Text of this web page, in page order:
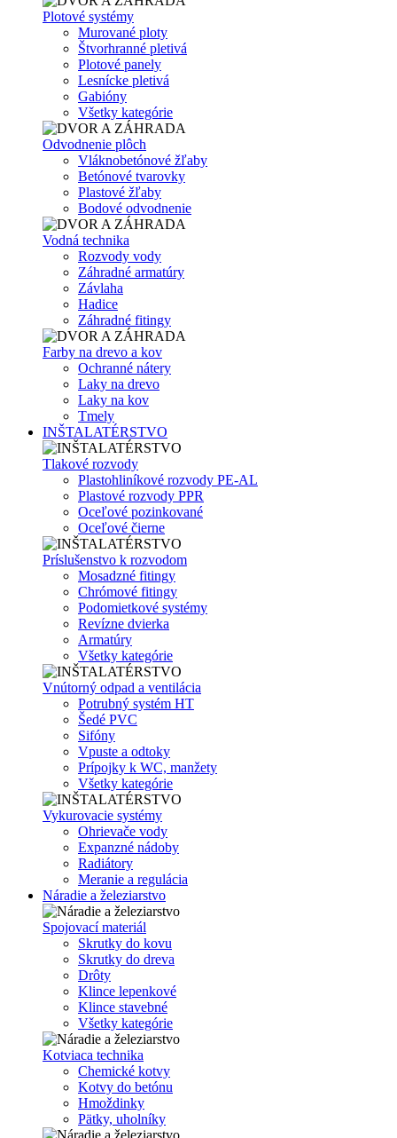
Plotové systémy
Murované ploty
Štvorhranné pletivá
Plotové panely
Lesnícke pletivá
Gabióny
Všetky kategórie
Odvodnenie plôch
Vláknobetónové žľaby
Betónové tvarovky
Plastové žľaby
Bodové odvodnenie
Vodná technika
Rozvody vody
Záhradné armatúry
Závlaha
Hadice
Záhradné fitingy
Farby na drevo a kov
Ochranné nátery
Laky na drevo
Laky na kov
Tmely
INŠTALATÉRSTVO
Tlakové rozvody
Plastohliníkové rozvody PE-AL
Plastové rozvody PPR
Oceľové pozinkované
Oceľové čierne
Príslušenstvo k rozvodom
Mosadzné fitingy
Chrómové fitingy
Podomietkové systémy
Revízne dvierka
Armatúry
Všetky kategórie
Vnútorný odpad a ventilácia
Potrubný systém HT
Šedé PVC
Sifóny
Vpuste a odtoky
Prípojky k WC, manžety
Všetky kategórie
Vykurovacie systémy
Ohrievače vody
Expanzné nádoby
Radiátory
Meranie a regulácia
Náradie a železiarstvo
Spojovací materiál
Skrutky do kovu
Skrutky do dreva
Drôty
Klince lepenkové
Klince stavebné
Všetky kategórie
Kotviaca technika
Chemické kotvy
Kotvy do betónu
Hmoždinky
Pätky, uholníky